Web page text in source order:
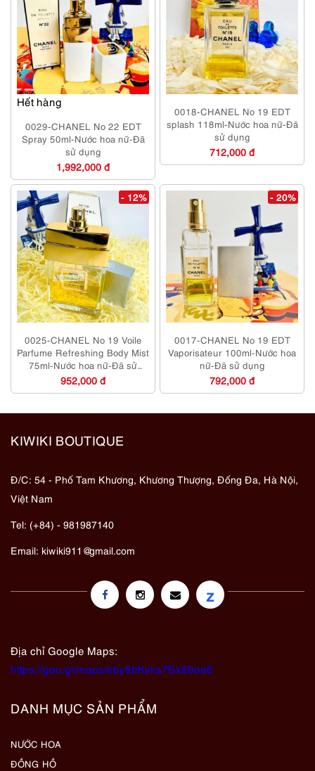
Hết hàng
0029-CHANEL No 22 EDT
Spray 50ml-Nước hoa nữ-Đã
sử dụng
1,992,000 đ
0018-CHANEL No 19 EDT
splash 118ml-Nước hoa nữ-Đã
sử dụng
712,000 đ
- 12%
0025-CHANEL No 19 Voile
Parfume Refreshing Body Mist
75ml-Nước hoa nữ-Đã sử
dụng
952,000 đ
- 20%
0017-CHANEL No 19 EDT
Vaporisateur 100ml-Nước hoa
nữ-Đã sử dụng
792,000 đ
KIWIKI BOUTIQUE
Đ/C: 54 - Phố Tam Khương, Khương Thượng, Đống Đa, Hà Nội,
Việt Nam
Tel: (+84) - 981987140
Email: kiwiki911@gmail.com
z
Địa chỉ Google Maps:
https://goo.gl/maps/eby8bKyks7Bx89oa6
DANH MỤC SẢN PHẨM
NƯỚC HOA
ĐỒNG HỒ